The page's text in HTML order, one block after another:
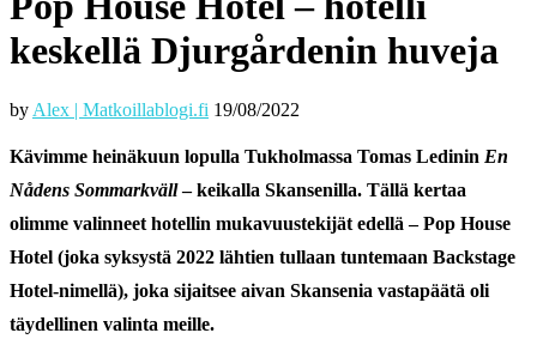
keskellä Djurgårdenin huveja
by Alex | Matkoillablogi.fi 19/08/2022
Kävimme heinäkuun lopulla Tukholmassa Tomas Ledinin En
Nådens Sommarkväll– keikalla Skansenilla. Tällä kertaa
olimme valinneet hotellin mukavuustekijät edellä – Pop House
Hotel (joka syksystä 2022 lähtien tullaan tuntemaan Backstage
Hotel-nimellä), joka sijaitsee aivan Skansenia vastapäätä oli
täydellinen valinta meille.